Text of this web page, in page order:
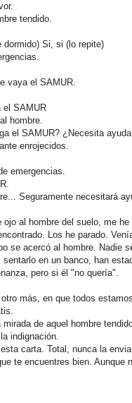
tendido.
dormido) Si, si (lo repite)
vaya el SAMUR.
el SAMUR
hombre.
el SAMUR? ¿Necesita
enrojecidos.
emergencias.
Seguramente necesitará
ojo al hombre del suelo, me
Los he parado.
se acercó al hombre. Nadie
en un banco, han
pero si él "no quería".
más, en que todos
de aquel hombre
indignación.
carta. Total, nunca la
te encuentres bien. Aunque